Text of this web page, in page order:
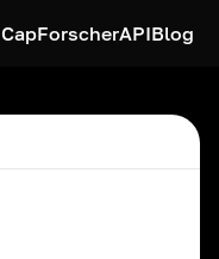
ForscherAPIBlog